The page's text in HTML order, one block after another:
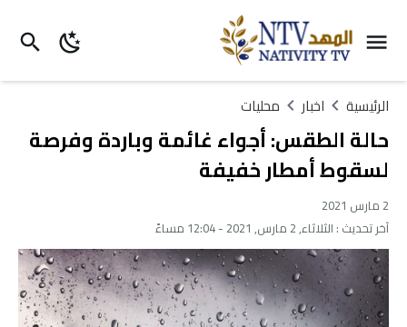
الرئيسية اخبار محليات
حالة الطقس: أجواء غائمة وباردة وفرصة
لسقوط أمطار خفيفة
2 مارس 2021
آخر تحديث : الثلاثاء, 2 مارس, 2021 - 12:04 مساءً